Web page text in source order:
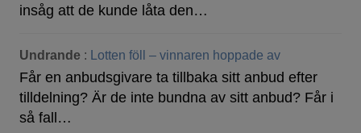
insåg att de kunde låta den…
Undrande : Lotten föll – vinnaren hoppade av
Får en anbudsgivare ta tillbaka sitt anbud efter
tilldelning? Är de inte bundna av sitt anbud? Får i
så fall…